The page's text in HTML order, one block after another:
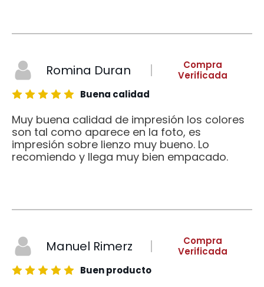
Romina Duran
Compra
Verificada
Buena calidad
Muy buena calidad de impresión los colores
son tal como aparece en la foto, es
impresión sobre lienzo muy bueno. Lo
recomiendo y llega muy bien empacado.
Manuel Rimerz
Compra
Verificada
Buen producto